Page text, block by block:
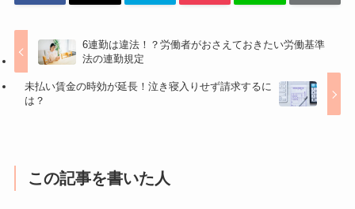
6連勤は違法！？労働者がおさえておきたい労働基準
法の連勤規定
未払い賃金の時効が延長！泣き寝入りせず請求するに
は？
この記事を書いた人